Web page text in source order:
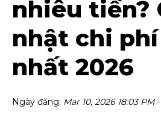
nhiêu tiền?
nhật chi
nhất 2026
Ngày đăng: Mar 10, 2026 18:03 PM-